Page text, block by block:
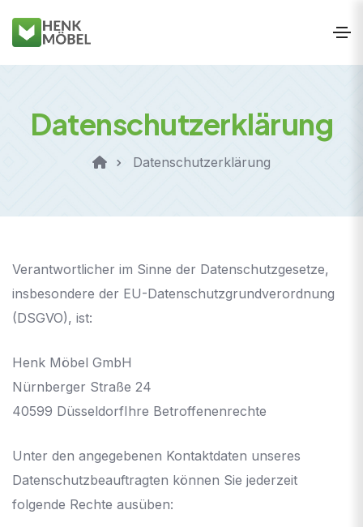
Datenschutzerklärung
Datenschutzerklärung
Verantwortlicher im Sinne der Datenschutzgesetze,
insbesondere der EU-Datenschutzgrundverordnung
(DSGVO), ist:
Henk Möbel GmbH
Nürnberger Straße 24
40599 DüsseldorfIhre Betroffenenrechte
Unter den angegebenen Kontaktdaten unseres
Datenschutzbeauftragten können Sie jederzeit
folgende Rechte ausüben: